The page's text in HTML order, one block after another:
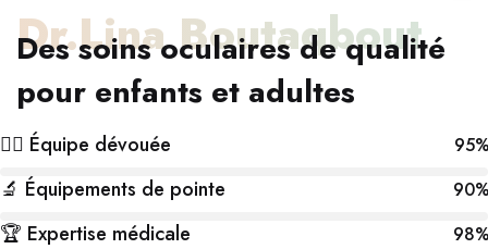
Dr.Lina Boutaqbout
Des soins oculaires de qualité
pour enfants et adultes
👩‍⚕️ Équipe dévouée
🔬 Équipements de pointe
🏆 Expertise médicale